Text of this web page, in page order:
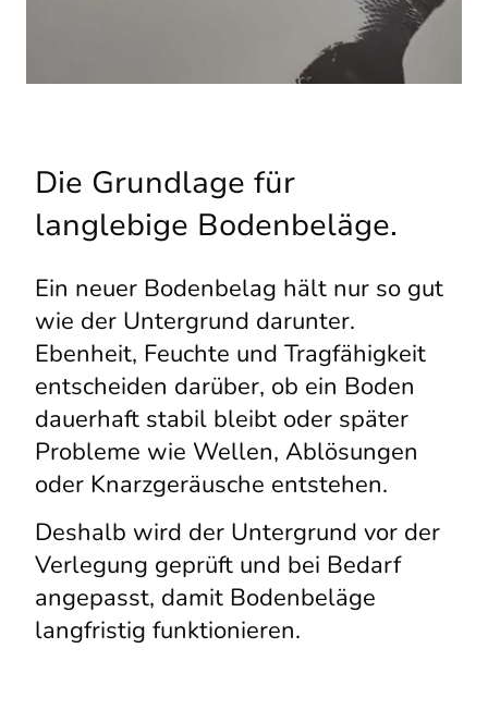
Die Grundlage für
langlebige Bodenbeläge.
Ein neuer Bodenbelag hält nur so gut
wie der Untergrund darunter.
Ebenheit, Feuchte und Tragfähigkeit
entscheiden darüber, ob ein Boden
dauerhaft stabil bleibt oder später
Probleme wie Wellen, Ablösungen
oder Knarzgeräusche entstehen.
Deshalb wird der Untergrund vor der
Verlegung geprüft und bei Bedarf
angepasst, damit Bodenbeläge
langfristig funktionieren.